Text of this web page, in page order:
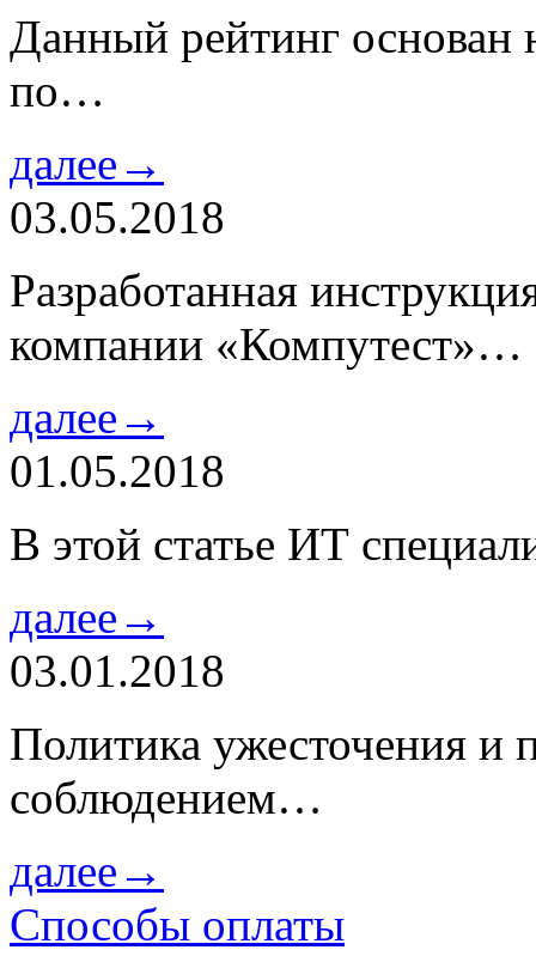
Данный рейтинг основан
по…
далее→
03.05.2018
Разработанная
компании «Компутест»…
далее→
01.05.2018
В этой статье ИТ
далее→
03.01.2018
Политика ужесточения и
соблюдением…
далее→
Способы оплаты